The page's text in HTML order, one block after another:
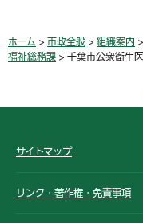
ホーム > 市政全般 > 組織案内 >
福祉総務課 > 千葉市公衆衛生
サイトマップ
リンク・著作権・免責事項